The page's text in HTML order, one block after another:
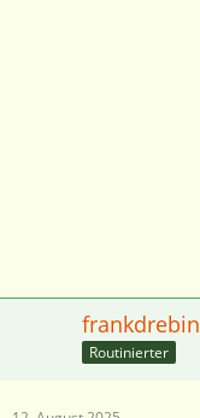
frankdrebin
Routinierter